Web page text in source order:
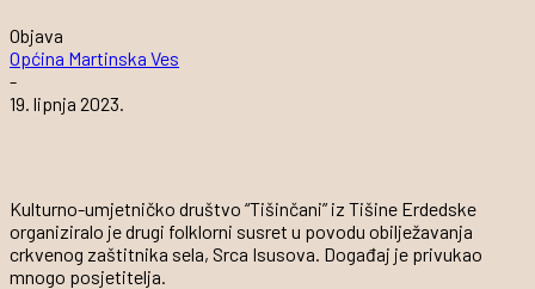
Objava
Općina Martinska Ves
-
19. lipnja 2023.
Kulturno-umjetničko društvo “Tišinčani” iz Tišine Erdedske
organiziralo je drugi folklorni susret u povodu obilježavanja
crkvenog zaštitnika sela, Srca Isusova. Događaj je privukao
mnogo posjetitelja.